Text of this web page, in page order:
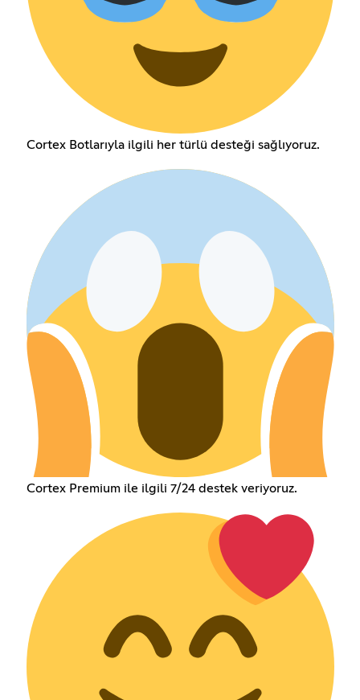
Cortex Botlarıyla ilgili her türlü desteği sağlıyoruz.
Cortex Premium ile ilgili 7/24 destek veriyoruz.